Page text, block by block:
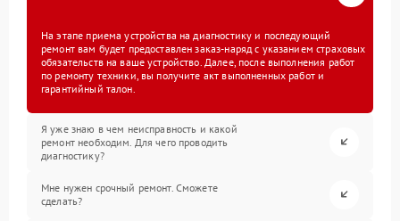
На этапе приема устройства на диагностику и последующий
ремонт вам будет предоставлен заказ-наряд с указанием страховых
обязательств на ваше устройство. Далее, после выполнения работ
по ремонту техники, вы получите акт выполненных работ и
гарантийный талон.
Я уже знаю в чем неисправность и какой
ремонт необходим. Для чего проводить
диагностику?
Мне нужен срочный ремонт. Сможете
сделать?